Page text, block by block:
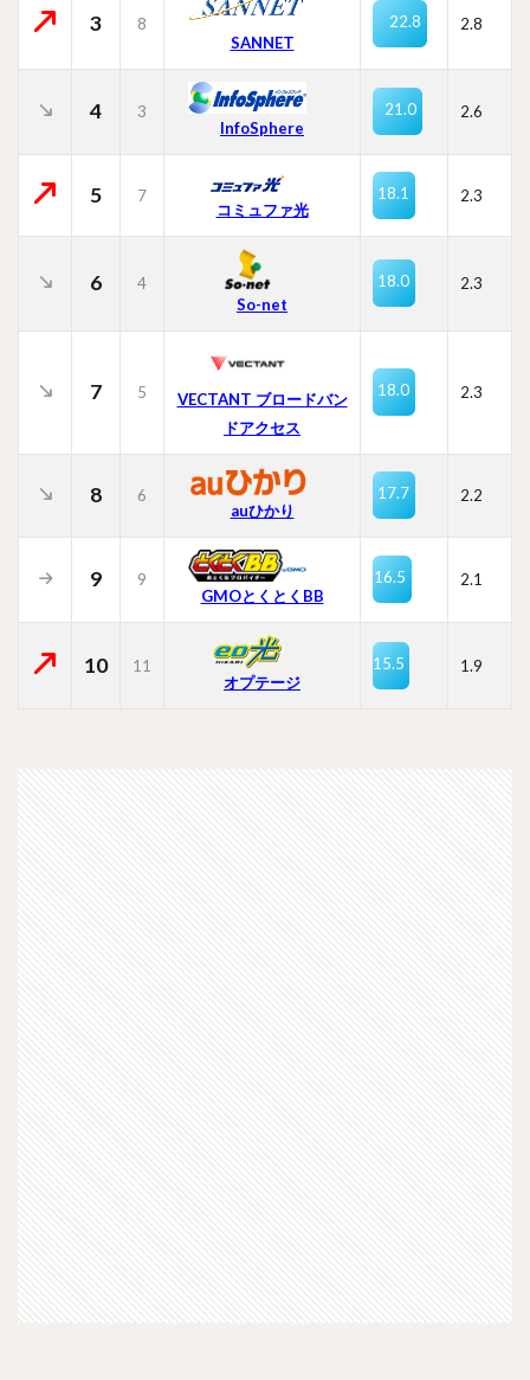
3
8
SANNET
22.8 2.8
4
3
InfoSphere
21.0 2.6
5 7
コミュファ光
18.1 2.3
6
4
So-net
18.0 2.3
7 5
VECTANT ブロードバン
ドアクセス
18.0 2.3
8
6
auひかり
17.7 2.2
9
9
GMOとくとくBB
16.5 2.1
10
11
オプテージ
15.5 1.9